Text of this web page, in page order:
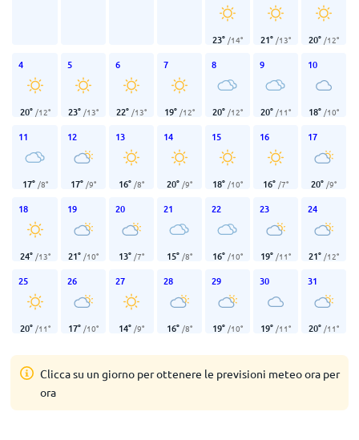
23° /14° 21° /13° 20° /12°
4
20° /12°
5
23° /13°
6
22° /13°
7
19° /12°
8
20° /12°
9
20° /11°
10
18° /10°
11
17° /8°
12
17° /9°
13
16° /8°
14
20° /9°
15
18° /10°
16
16° /7°
17
20° /9°
18
24° /13°
19
21° /10°
20
13° /7°
21
15° /8°
22
16° /10°
23
19° /11°
24
21° /12°
25
20° /11°
26
17° /10°
27
14° /9°
28
16° /8°
29
19° /10°
30
19° /11°
31
20° /11°
Clicca su un giorno per ottenere le previsioni meteo ora per
ora